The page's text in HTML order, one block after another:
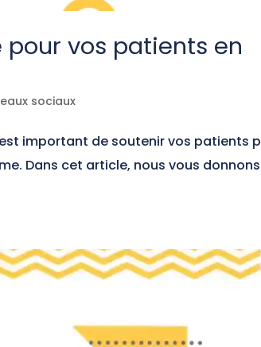
pour vos patients en
sociaux
est important de soutenir vos patients
Dans cet article, nous vous donnons